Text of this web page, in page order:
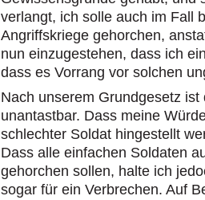
verlangt, ich solle auch im Fall
Angriffskriege gehorchen,
nun einzugestehen, dass ich
dass es Vorrang vor solchen
Nach unserem Grundgesetz
unantastbar. Dass meine
schlechter Soldat hingestellt
Dass alle einfachen Soldaten
gehorchen sollen, halte ich
sogar für ein Verbrechen. Auf